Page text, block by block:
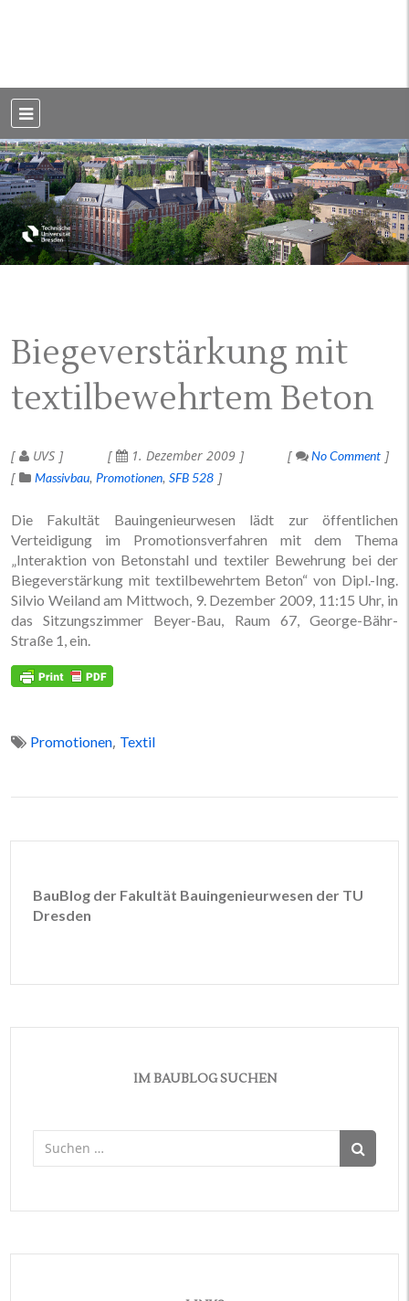
Dresden
Biegeverstärkung mit
textilbewehrtem Beton
UVS 1. Dezember 2009
No Comment
Massivbau Promotionen SFB 528
Die Fakultät Bauingenieurwesen lädt zur öffentlichen
Verteidigung im Promotionsverfahren mit dem Thema
„Interaktion von Betonstahl und textiler Bewehrung bei der
Biegeverstärkung mit textilbewehrtem Beton“ von Dipl.-Ing.
Silvio Weiland am Mittwoch, 9. Dezember 2009, 11:15 Uhr, in
das Sitzungszimmer Beyer-Bau, Raum 67, George-Bähr-
Straße 1, ein.
Promotionen, Textil
BauBlog der Fakultät Bauingenieurwesen der TU
Dresden
IM BAUBLOG SUCHEN
Suchen
nach: